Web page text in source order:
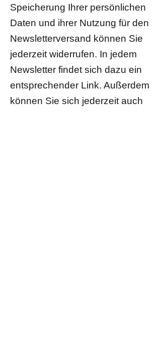
Speicherung Ihrer persönlichen
Daten und ihrer Nutzung für den
Newsletterversand können Sie
jederzeit widerrufen. In jedem
Newsletter findet sich dazu ein
entsprechender Link. Außerdem
können Sie sich jederzeit auch